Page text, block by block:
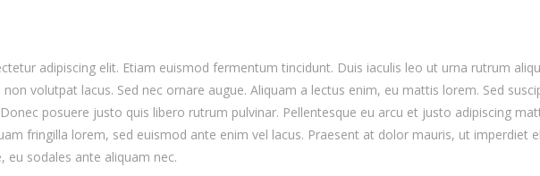
adipiscing elit. Etiam euismod fermentum tincidunt. Duis iaculis leo ut urna rutrum
volutpat lacus. Sed nec ornare augue. Aliquam a lectus enim, eu mattis lorem. Sed
posuere justo quis libero rutrum pulvinar. Pellentesque eu arcu et justo adipiscing
fringilla lorem, sed euismod ante enim vel lacus. Praesent at dolor mauris, ut imperdiet
sodales ante aliquam nec.